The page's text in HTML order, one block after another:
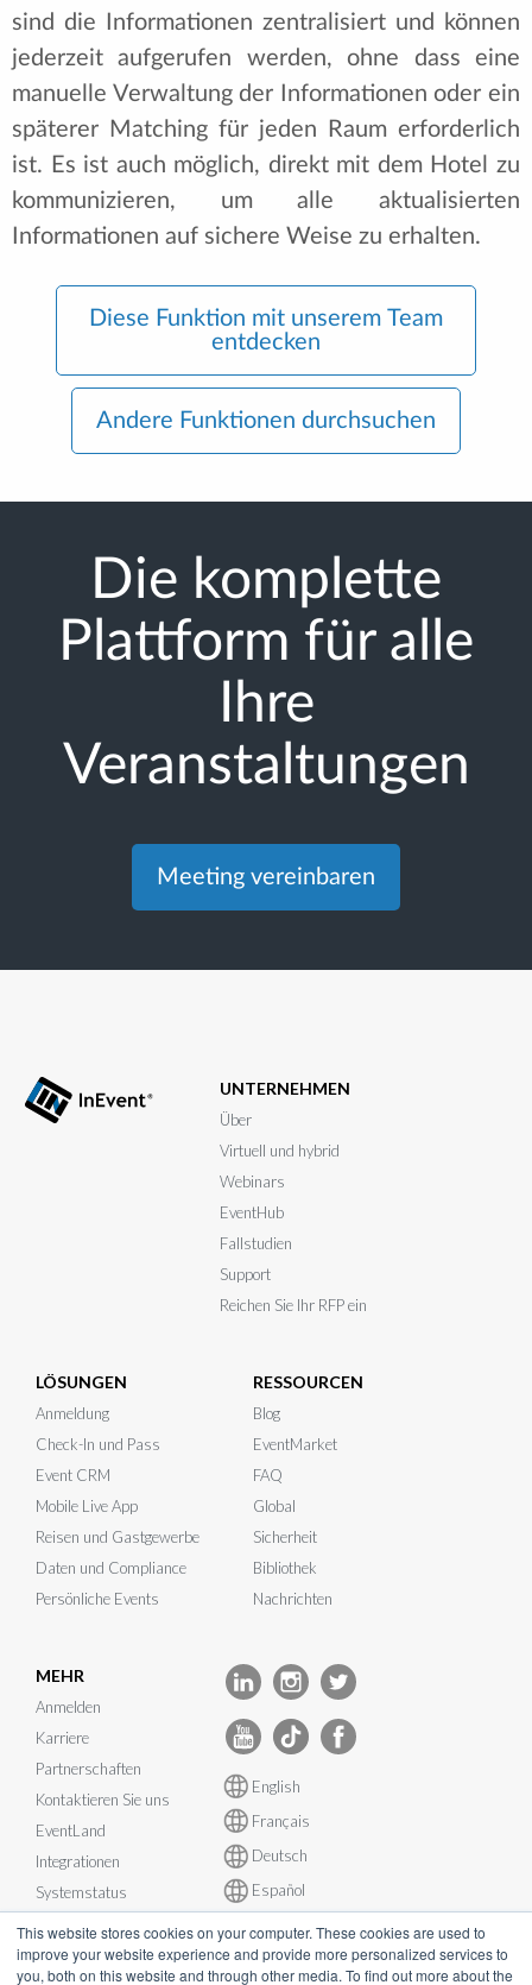
This website stores cookies on your computer. These cookies are used to
improve your website experience and provide more personalized services to
you, both on this website and through other media. To find out more about the
sind die Informationen zentralisiert und können
jederzeit aufgerufen werden, ohne dass eine
manuelle Verwaltung der Informationen oder ein
späterer Matching für jeden Raum erforderlich
ist. Es ist auch möglich, direkt mit dem Hotel zu
kommunizieren, um alle aktualisierten
Informationen auf sichere Weise zu erhalten.
Diese Funktion mit unserem Team
entdecken
Andere Funktionen durchsuchen
Die komplette
Plattform für alle
Ihre
Veranstaltungen
Meeting vereinbaren
UNTERNEHMEN
Über
Virtuell und hybrid
Webinars
EventHub
Fallstudien
Support
Reichen Sie Ihr RFP ein
LÖSUNGEN
Anmeldung
Check-In und Pass
Event CRM
Mobile Live App
Reisen und Gastgewerbe
Daten und Compliance
Persönliche Events
RESSOURCEN
Blog
EventMarket
FAQ
Global
Sicherheit
Bibliothek
Nachrichten
MEHR
Anmelden
Karriere
Partnerschaften
Kontaktieren Sie uns
EventLand
Integrationen
Systemstatus
English
Français
Deutsch
Español